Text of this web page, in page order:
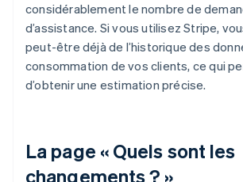
considérablement le nombre de
d’assistance. Si vous utilisez Stripe,
peut-être déjà de l’historique des
consommation de vos clients, ce qui
d’obtenir une estimation précise.
La page « Quels sont les
changements ? »